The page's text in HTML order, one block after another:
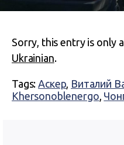
Sorry, this entry is only
Ukrainian.
Tags:Аскер, Виталий
Khersonoblenergo,